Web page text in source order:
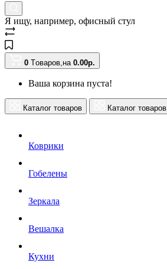
Я ищу, например, офисный стул
0 Tоваров,на 0.00р.
Ваша корзина пуста!
Каталог товаров Каталог товаров
Коврики
Гобелены
Зеркала
Вешалка
Кухни